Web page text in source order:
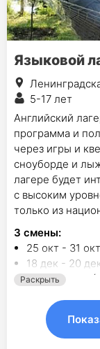
Языковой
5-17 лет
Английский
программа и
через игры и
сноуборде и
лагере будет
с высоким
только из
3 смены:
25 окт - 31
18 дек - 20
3 янв - 9 янв
Раскрыть